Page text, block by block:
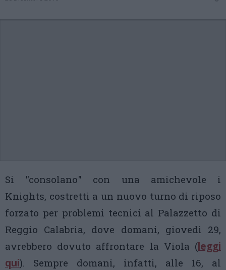
Si "consolano" con una amichevole i
Knights, costretti a un nuovo turno di riposo
forzato per problemi tecnici al Palazzetto di
Reggio Calabria, dove domani, giovedì 29,
avrebbero dovuto affrontare la Viola (leggi
qui). Sempre domani, infatti, alle 16, al